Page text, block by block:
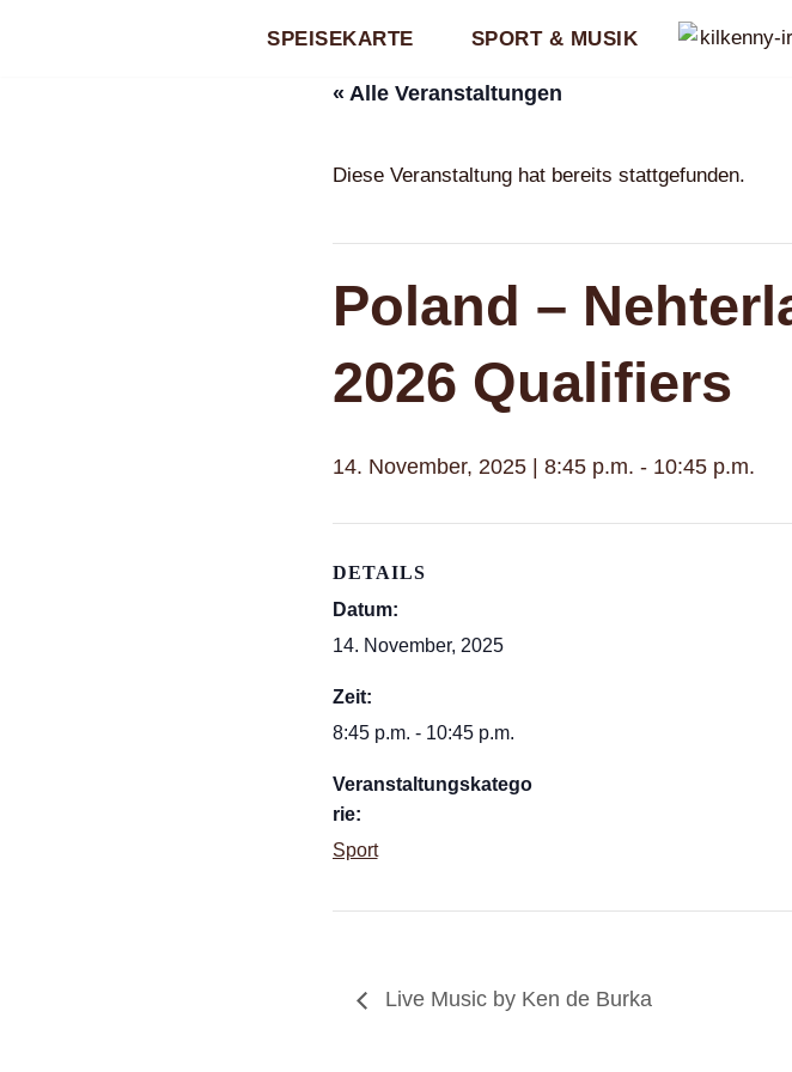
SPEISEKARTE SPORT & MUSIK
« Alle Veranstaltungen
Diese Veranstaltung hat bereits stattgefunden.
Poland –
2026 Qualifiers
14. November, 2025 | 8:45 p.m. - 10:45 p.m.
DETAILS
Datum:
14. November, 2025
Zeit:
8:45 p.m. - 10:45 p.m.
Veranstaltungskatego
rie:
Sport
Live Music by Ken de Burka